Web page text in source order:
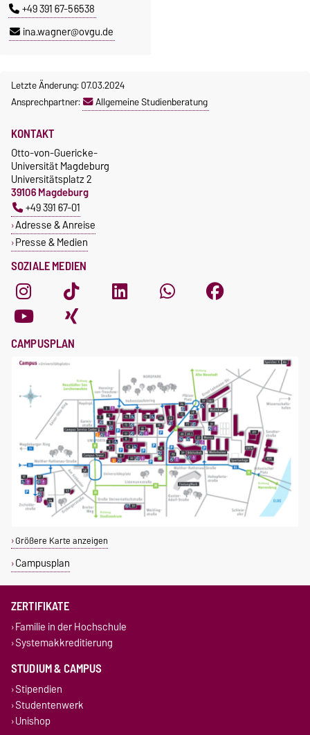
+49 391 67-56538
ina.wagner@ovgu.de
Letzte Änderung: 07.03.2024
Ansprechpartner:
Allgemeine Studienberatung
SOZIALE MEDIEN
KONTAKT
Otto-von-Guericke-
Universität Magdeburg
Universitätsplatz 2
39106 Magdeburg
+49 391 67-01
Adresse & Anreise
Presse & Medien
CAMPUSPLAN
Größere Karte anzeigen
Campusplan
ZERTIFIKATE
Familie in der Hochschule
Systemakkreditierung
STUDIUM & CAMPUS
Stipendien
Studentenwerk
Unishop